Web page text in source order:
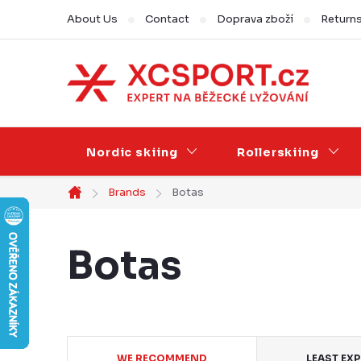
content
About Us Contact Doprava zboží
Nordic skiing Rollerskiing
Home
Brands Botas
Botas
WE RECOMMEND LEAST